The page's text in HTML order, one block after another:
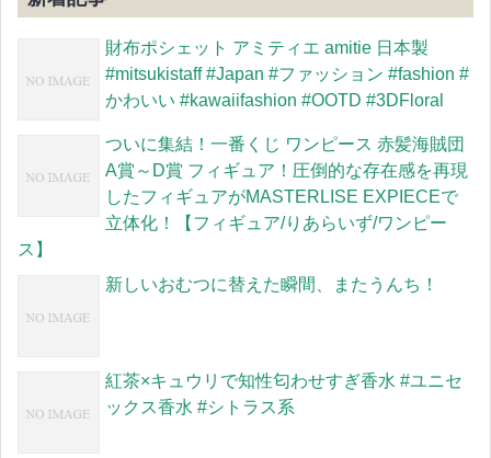
財布ポシェット アミティエ amitie 日本製
#mitsukistaff #Japan #ファッション #fashion #
かわいい #kawaiifashion #OOTD #3DFloral
ついに集結！一番くじ ワンピース 赤髪海賊団
A賞～D賞 フィギュア！圧倒的な存在感を再現
したフィギュアがMASTERLISE EXPIECEで
立体化！【フィギュア/りあらいず/ワンピー
ス】
新しいおむつに替えた瞬間、またうんち！
紅茶×キュウリで知性匂わせすぎ香水 #ユニセ
ックス香水 #シトラス系